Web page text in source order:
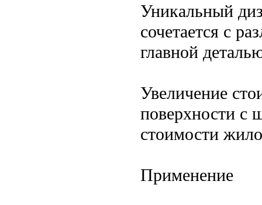
Уникальный
сочетается с
главной
Увеличение
поверхности с
стоимости
Применение